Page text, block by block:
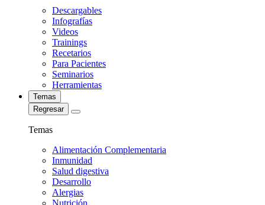
Descargables
Infografías
Videos
Trainings
Recetarios
Para Pacientes
Seminarios
Herramientas
Temas
Regresar
Temas
Alimentación Complementaria
Inmunidad
Salud digestiva
Desarrollo
Alergias
Nutrición